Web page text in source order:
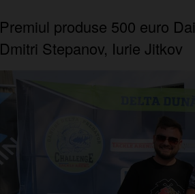
Premiul produse 500 euro
Dmitri Stepanov, Iurie Jitkov